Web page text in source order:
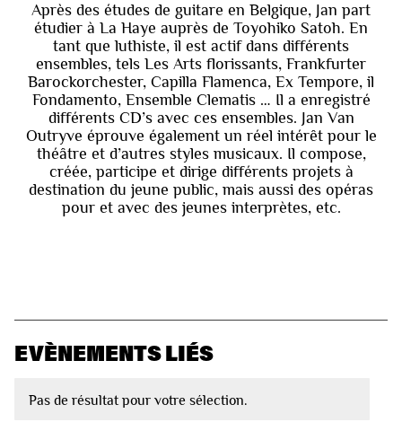
Après des études de guitare en Belgique, Jan part
étudier à La Haye auprès de Toyohiko Satoh. En
tant que luthiste, il est actif dans différents
ensembles, tels Les Arts florissants, Frankfurter
Barockorchester, Capilla Flamenca, Ex Tempore, il
Fondamento, Ensemble Clematis … Il a enregistré
différents CD’s avec ces ensembles. Jan Van
Outryve éprouve également un réel intérêt pour le
théâtre et d’autres styles musicaux. Il compose,
créée, participe et dirige différents projets à
destination du jeune public, mais aussi des opéras
pour et avec des jeunes interprètes, etc.
EVÈNEMENTS LIÉS
Pas de résultat pour votre sélection.